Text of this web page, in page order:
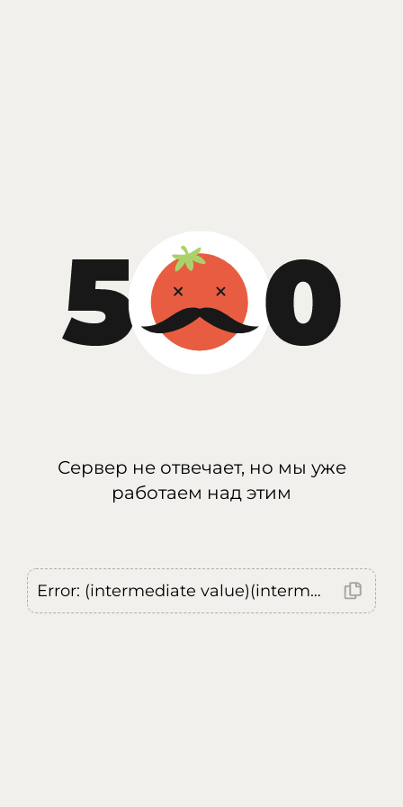
Сервер не отвечает, но мы уже
работаем над этим
Error: (intermediate value)(intermediate value)(intermediate value).replaceAll is not a function